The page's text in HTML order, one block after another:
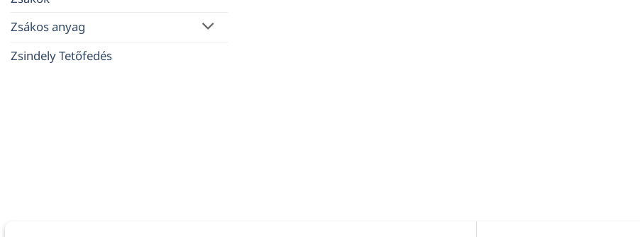
Zsákos anyag
Zsindely Tetőfedés